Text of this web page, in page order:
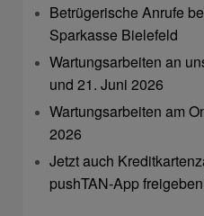
Betrügerische Anrufe
Sparkasse Bielefeld
Wartungsarbeiten an
und 21. Juni 2026
Wartungsarbeiten am
2026
Jetzt auch
pushTAN-App